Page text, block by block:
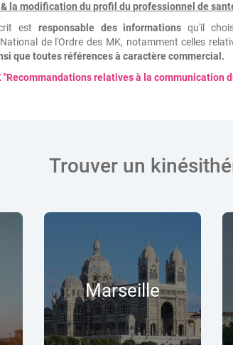
la modification du profil du professionnel de
est responsable des informations qu'il
de l'Ordre des MK, notamment celles
que toutes références à caractère commercial.
"Recommandations relatives à la communication
Trouver un
Marseille